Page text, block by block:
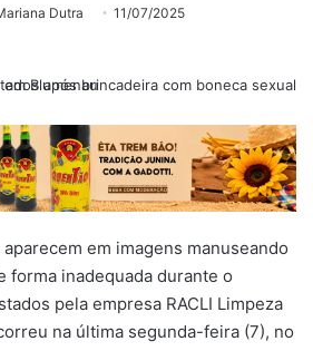
Dutra 11/07/2025
em imagens manuseando
forma inadequada durante o
pela empresa RACLI Limpeza
na última segunda-feira (7), no